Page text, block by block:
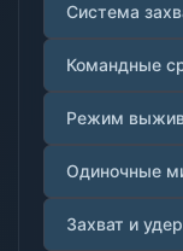
Система
Командные
Режим
Одиночные
Захват и